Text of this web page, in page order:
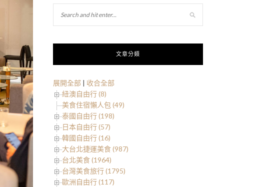
文章分類
展開全部 | 收合全部
紐澳自由行 (8)
美食住宿懶人包 (49)
泰國自由行 (198)
日本自由行 (57)
韓國自由行 (16)
大台北捷運美食 (987)
台北美食 (1964)
台灣美食旅行 (1795)
歐洲自由行 (117)